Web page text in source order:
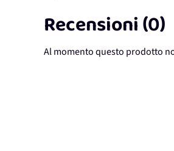
Recensioni (0)
Al momento questo prodotto